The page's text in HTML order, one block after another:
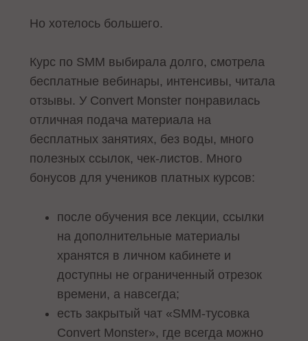
Но хотелось большего.
Курс по SMM выбирала долго, смотрела
бесплатные вебинары, интенсивы, читала
отзывы. У Convert Monster понравилась
отличная подача материала на
бесплатных занятиях, без воды, много
полезных ссылок, чек-листов. Много
бонусов для учеников платных курсов:
после обучения все лекции, ссылки
на дополнительные материалы
хранятся в личном кабинете и
доступны не ограниченный отрезок
времени, а навсегда;
есть закрытый чат «SMM-тусовка
Convert Monster», где всегда можно